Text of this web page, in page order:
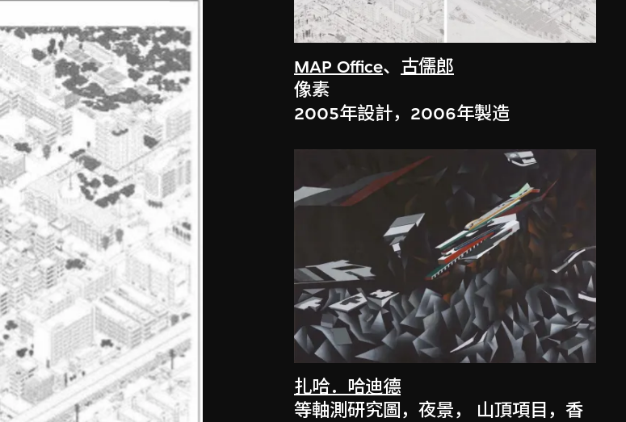
MAP Office、 古儒郎
像素
2005年設計，2006年製造
扎哈．哈迪德
等軸測研究圖，夜景， 山頂項目，香